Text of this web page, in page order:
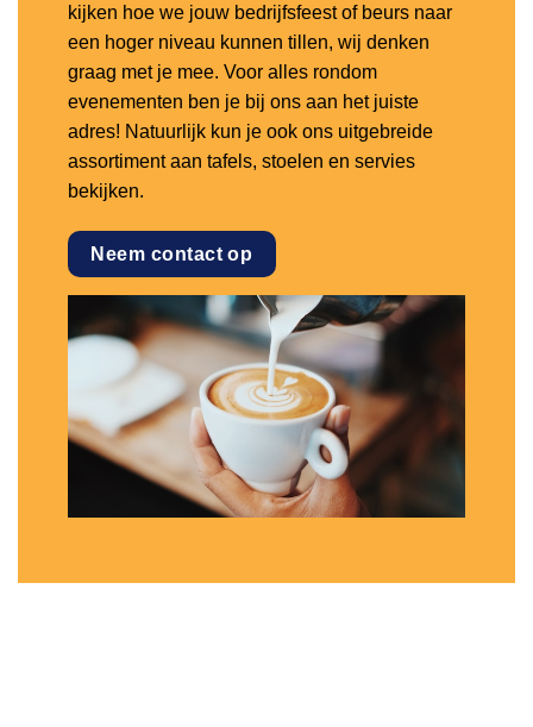
kijken hoe we jouw bedrijfsfeest of beurs naar
een hoger niveau kunnen tillen, wij denken
graag met je mee. Voor alles rondom
evenementen ben je bij ons aan het juiste
adres! Natuurlijk kun je ook ons uitgebreide
assortiment aan tafels, stoelen en servies
bekijken.
Neem contact op